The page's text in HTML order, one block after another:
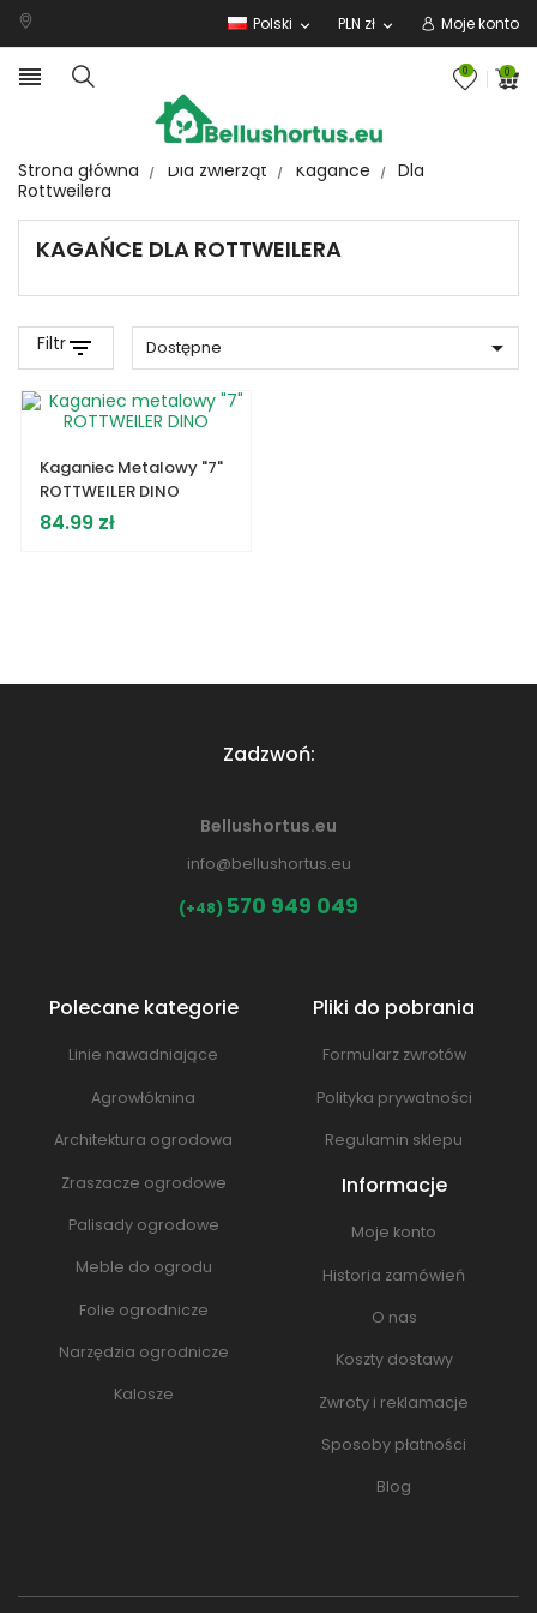
Polski expand_more PLN zł expand_more Moje konto
0 0

Strona główna Dla zwierząt Kagańce
Dla
Rottweilera
KAGAŃCE DLA ROTTWEILERA
Filtrfilter_list Dostępne 
Kaganiec Metalowy "7"
ROTTWEILER DINO
Cena
84.99 zł
Zadzwoń:
Bellushortus.eu
info@bellushortus.eu
(+48) 570 949 049
Polecane kategorie
Linie nawadniające
Agrowłóknina
Architektura ogrodowa
Zraszacze ogrodowe
Palisady ogrodowe
Meble do ogrodu
Folie ogrodnicze
Narzędzia ogrodnicze
Kalosze
Pliki do pobrania
Formularz zwrotów
Polityka prywatności
Regulamin sklepu
Informacje
Moje konto
Historia zamówień
O nas
Koszty dostawy
Zwroty i reklamacje
Sposoby płatności
Blog